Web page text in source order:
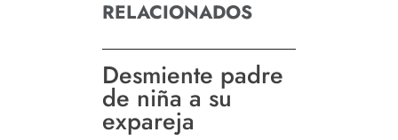
RELACIONADOS
Desmiente padre
de niña a su
expareja